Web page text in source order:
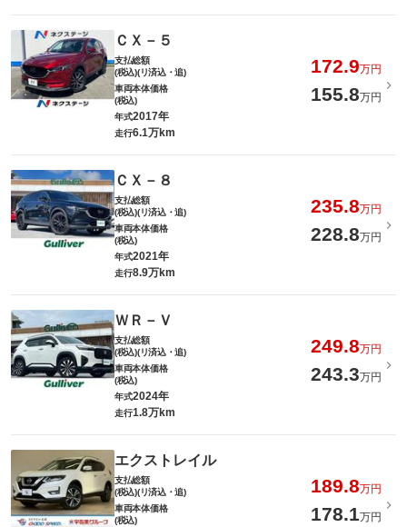
ＣＸ－５
支払総額
(税込)(リ済込・追)
172.9万円
車両本体価格
(税込)
155.8万円
年式2017年
走行6.1万km
ＣＸ－８
支払総額
(税込)(リ済込・追)
235.8万円
車両本体価格
(税込)
228.8万円
年式2021年
走行8.9万km
ＷＲ－Ｖ
支払総額
(税込)(リ済込・追)
249.8万円
車両本体価格
(税込)
243.3万円
年式2024年
走行1.8万km
エクストレイル
支払総額
(税込)(リ済込・追)
189.8万円
車両本体価格
(税込)
178.1万円